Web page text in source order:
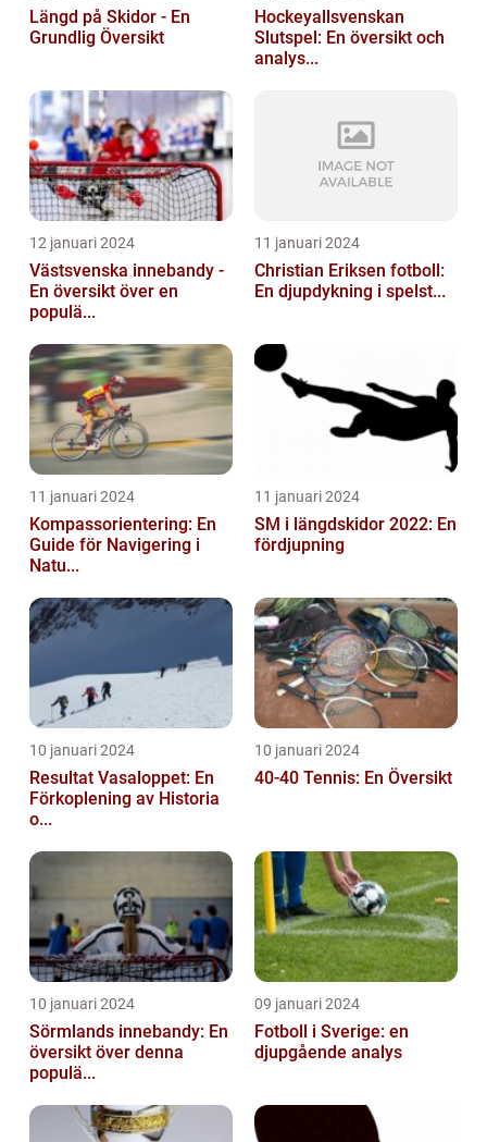
Längd på Skidor - En
Grundlig Översikt
Hockeyallsvenskan
Slutspel: En översikt och
analys...
12 januari 2024
Västsvenska innebandy -
En översikt över en
populä...
11 januari 2024
Christian Eriksen fotboll:
En djupdykning i spelst...
11 januari 2024
Kompassorientering: En
Guide för Navigering i
Natu...
11 januari 2024
SM i längdskidor 2022: En
fördjupning
10 januari 2024
Resultat Vasaloppet: En
Förkoplening av Historia
o...
10 januari 2024
40-40 Tennis: En Översikt
10 januari 2024
Sörmlands innebandy: En
översikt över denna
populä...
09 januari 2024
Fotboll i Sverige: en
djupgående analys